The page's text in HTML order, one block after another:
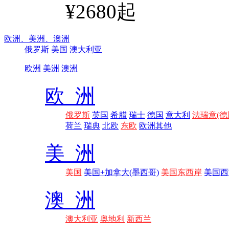
¥2680起
欧洲、 美洲、 澳洲
俄罗斯 美国 澳大利亚
欧洲 美洲 澳洲
欧 洲
俄罗斯 英国 希腊 瑞士 德国 意大利 法瑞意(德
荷兰 瑞典 北欧 东欧 欧洲其他
美 洲
美国 美国+加拿大(墨西哥) 美国东西岸 美国
澳 洲
澳大利亚 奥地利 新西兰